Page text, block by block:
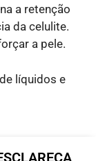
a retenção
da celulite.
a pele.
líquidos e